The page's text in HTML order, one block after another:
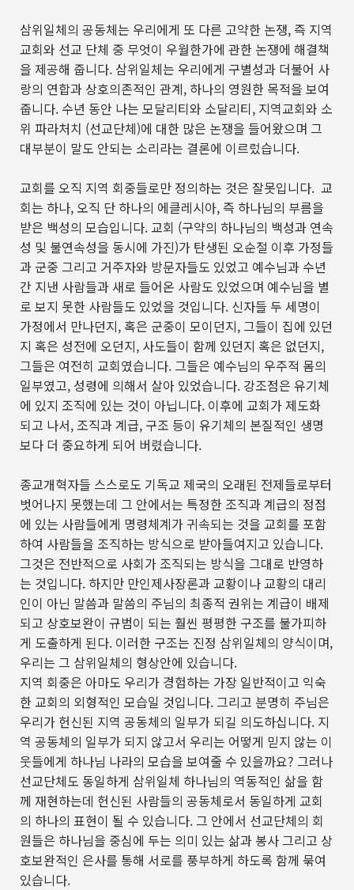
삼위일체의 공동체는 우리에게 또 다른 고약한 논쟁, 즉 지역
교회와 선교 단체 중 무엇이 우월한가에 관한 논쟁에 해결책
을 제공해 줍니다. 삼위일체는 우리에게 구별성과 더불어 사
랑의 연합과 상호의존적인 관계, 하나의 영원한 목적을 보여
줍니다. 수년 동안 나는 모달리티와 소달리티, 지역교회와 소
위 파라처치 (선교단체)에 대한 많은 논쟁을 들어왔으며 그
대부분이 말도 안되는 소리라는 결론에 이르렀습니다.
교회를 오직 지역 회중들로만 정의하는 것은 잘못입니다. 교
회는 하나, 오직 단 하나의 에클레시아, 즉 하나님의 부름을
받은 백성의 모습입니다.교회 (구약의 하나님의 백성과 연속
성 및 불연속성을 동시에 가진)가 탄생된 오순절 이후 가정들
과 군중 그리고 거주자와 방문자들도 있었고 예수님과 수년
간 지낸 사람들과 새로 들어온 사람도 있었으며 예수님을 별
로 보지 못한 사람들도 있었을 것입니다. 신자들 두 세명이
가정에서 만나던지, 혹은 군중이 모이던지, 그들이 집에 있던
지 혹은 성전에 오던지, 사도들이 함께 있던지 혹은 없던지,
그들은 여전히 교회였습니다. 그들은 예수님의 우주적 몸의
일부였고, 성령에 의해서 살아 있었습니다. 강조점은 유기체
에 있지 조직에 있는 것이 아닙니다. 이후에 교회가 제도화
되고 나서, 조직과 계급, 구조 등이 유기체의 본질적인 생명
보다 더 중요하게 되어 버렸습니다.
종교개혁자들 스스로도 기독교 제국의 오래된 전제들로부터
벗어나지 못했는데 그 안에서는 특정한 조직과 계급의 정점
에 있는 사람들에게 명령체계가 귀속되는 것을 교회를 포함
하여 사람들을 조직하는 방식으로 받아들여지고 있습니다.
그것은 전반적으로 사회가 조직되는 방식을 그대로 반영하
는 것입니다. 하지만 만인제사장론과 교황이나 교황의 대리
인이 아닌 말씀과 말씀의 주님의 최종적 권위는 계급이 배제
되고 상호보완이 규범이 되는 훨씬 평평한 구조를 불가피하
게 도출하게 된다. 이러한 구조는 진정 삼위일체의 양식이며,
우리는 그 삼위일체의 형상안에 있습니다.
지역 회중은 아마도 우리가 경험하는 가장 일반적이고 익숙
한 교회의 외형적인 모습일 것입니다. 그리고 분명히 주님은
우리가 헌신된 지역 공동체의 일부가 되길 의도하십니다. 지
역 공동체의 일부가 되지 않고서 우리는 어떻게 믿지 않는 이
웃들에게 하나님 나라의 모습을 보여줄 수 있을까요? 그러나
선교단체도 동일하게 삼위일체 하나님의 역동적인 삶을 함
께 재현하는데 헌신된 사람들의 공동체로서 동일하게 교회
의 하나의 표현이 될 수 있습니다. 그 안에서 선교단체의 회
원들은 하나님을 중심에 두는 의미 있는 삶과 봉사 그리고 상
호보완적인 은사를 통해 서로를 풍부하게 하도록 함께 묶여
있습니다.